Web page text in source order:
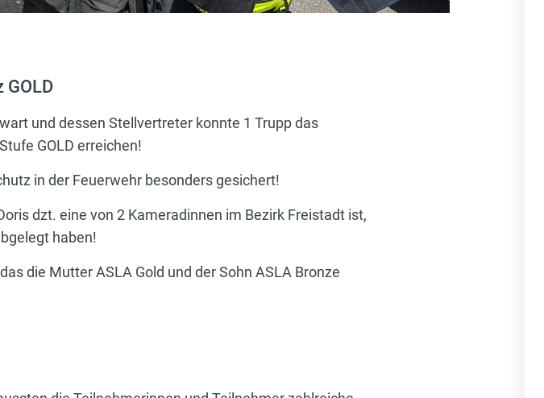
und dessen Stellvertreter konnte 1 Trupp das
GOLD erreichen!
in der Feuerwehr besonders gesichert!
dzt. eine von 2 Kameradinnen im Bezirk Freistadt ist,
haben!
die Mutter ASLA Gold und der Sohn ASLA Bronze